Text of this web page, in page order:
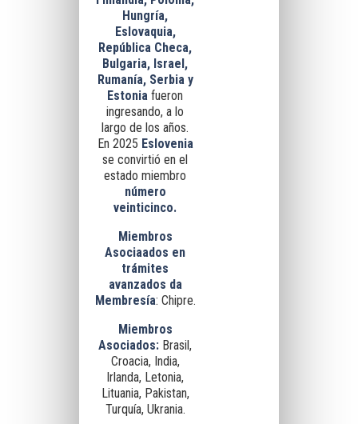
Hungría,
Eslovaquia,
República Checa,
Bulgaria, Israel,
Rumanía, Serbia y
Estonia fueron
ingresando, a lo
largo de los años.
En 2025 Eslovenia
se convirtió en el
estado miembro
número
veinticinco.
Miembros
Asociaados en
trámites
avanzados da
Membresía: Chipre.
Miembros
Asociados: Brasil,
Croacia, India,
Irlanda, Letonia,
Lituania, Pakistan,
Turquía, Ukrania.